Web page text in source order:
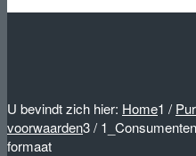
U bevindt zich hier: Home1 /
voorwaarden3/
formaat